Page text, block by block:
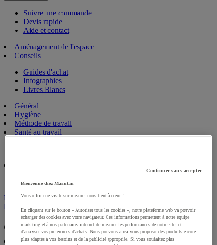
Suivre une commande
Devis rapide
Aide et contact
Aménagement de l'espace
Conseils
Guides d'achat
Infographies
Livres Blancs
Général
Hygiène
Méthode de travail
Santé au travail
Réglementation
Retour au blog
Précédent
Suivant
Comment optimiser la gestion de vos
déchets en 4 étapes ?
Continuer sans accepter
Bienvenue chez Manutan
Vous offrir une visite sur-mesure, nous tient à cœur !
En cliquant sur le bouton « Autoriser tous les cookies », notre plateforme web va pouvoir
échanger des cookies avec votre navigateur. Ces informations permettent à notre équipe
marketing et à nos partenaires internet de mesurer les performances de notre site, et
d'analyser vos préférences d'achats. Nous pouvons ainsi vous proposer des produits encore
plus adaptés à vos besoins et de la publicité appropriée. Si vous souhaitez plus